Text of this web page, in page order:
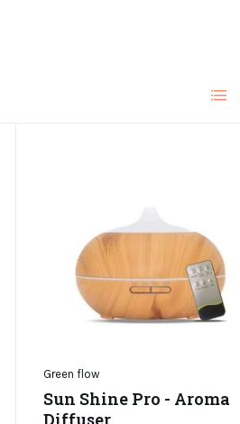
Green flow
Sun Shine Pro - Aroma